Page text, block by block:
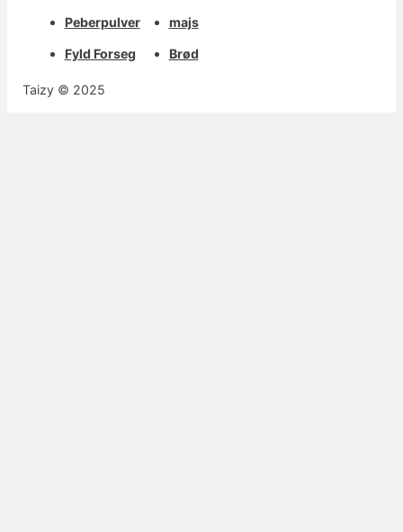
Peberpulver
Fyld Forseg
majs
Brød
Taizy © 2025